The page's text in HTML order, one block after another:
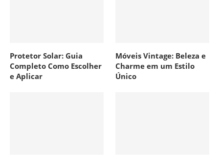
Protetor Solar: Guia
Completo Como Escolher
e Aplicar
Móveis Vintage: Beleza e
Charme em um Estilo
Único